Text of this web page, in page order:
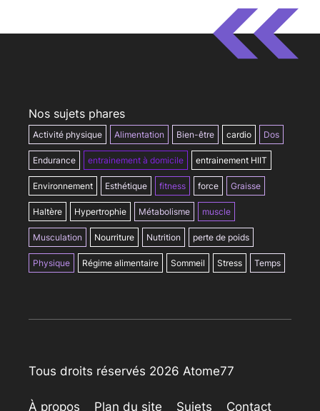
Nos sujets phares
Activité physique Alimentation Bien-être cardio Dos
Endurance entrainement à domicile entrainement HIIT
Environnement Esthétique fitness force Graisse
Haltère Hypertrophie Métabolisme muscle
Musculation Nourriture Nutrition perte de poids
Physique Régime alimentaire Sommeil Stress Temps
Tous droits réservés 2026 Atome77
À propos Plan du site Sujets Contact